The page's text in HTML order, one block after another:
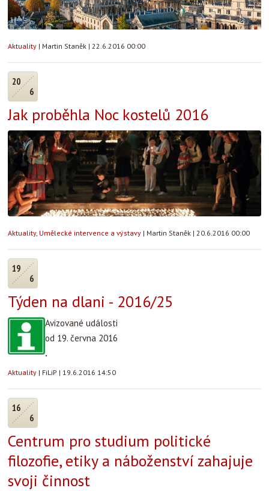
Aktuality | Martin Staněk | 22.6.2016 00:00
20
6
Jak proběhla Noc kostelů 2016
Aktuality, Umělecké intervence a výstavy | Martin Staněk | 20.6.2016 00:00
19
6
Týden na dlani - 2016/25
Avizované události
od 19. června 2016
.
Aktuality | FiLiP | 19.6.2016 14:50
16
6
Centrum pro studium politické
filozofie, etiky a náboženství zahajuje
svoji činnost